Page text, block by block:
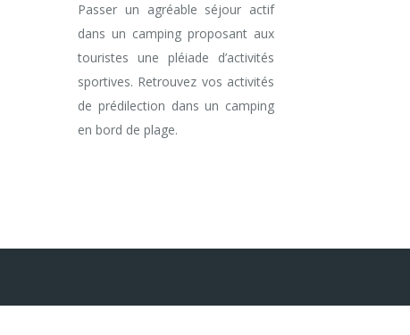
Passer un agréable séjour actif
dans un camping proposant aux
touristes une pléiade d’activités
sportives. Retrouvez vos activités
de prédilection dans un camping
en bord de plage.